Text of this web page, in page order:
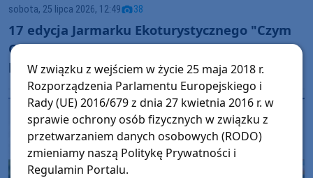
sobota, 25 lipca 2026, 12:49 38
17 edycja Jarmarku Ekoturystycznego "Czym
Chata Bogata". Na imprezie w Charzykowach
było sporo atrakcji przyrodniczych (FOTO)
W związku z wejściem w życie 25 maja 2018 r.
Rozporządzenia Parlamentu Europejskiego i
Rady (UE) 2016/679 z dnia 27 kwietnia 2016 r. w
sprawie ochrony osób fizycznych w związku z
przetwarzaniem danych osobowych (RODO)
zmieniamy naszą Politykę Prywatności i
Regulamin Portalu.